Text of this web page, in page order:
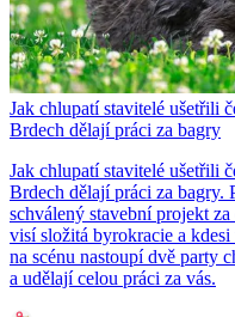
Jak chlupatí stavitelé ušetřili
Brdech dělají práci za bagry
Jak chlupatí stavitelé ušetřili
Brdech dělají práci za bagry.
schválený stavební projekt
visí složitá byrokracie a
na scénu nastoupí dvě party
a udělají celou práci za vás.